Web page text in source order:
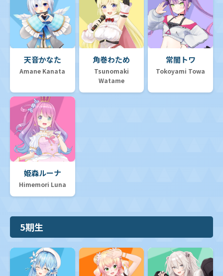
天音かなた
Amane Kanata
角巻わため
Tsunomaki
Watame
常闇トワ
Tokoyami Towa
姫森ルーナ
Himemori Luna
5期生